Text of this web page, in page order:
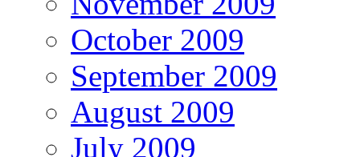
October 2009
September 2009
August 2009
July 2009